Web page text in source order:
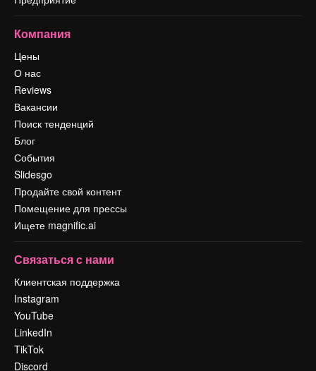
Компания
Цены
О нас
Reviews
Вакансии
Поиск тенденций
Блог
События
Slidesgo
Продайте свой контент
Помещение для прессы
Ищете magnific.ai
Связаться с нами
Клиентская поддержка
Instagram
YouTube
LinkedIn
TikTok
Discord